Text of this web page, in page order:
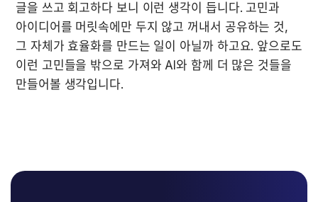
글을 쓰고 회고하다 보니 이런 생각이 듭니다. 고민과
아이디어를 머릿속에만 두지 않고 꺼내서 공유하는 것,
그 자체가 효율화를 만드는 일이 아닐까 하고요. 앞으로도
이런 고민들을 밖으로 가져와 AI와 함께 더 많은 것들을
만들어볼 생각입니다.